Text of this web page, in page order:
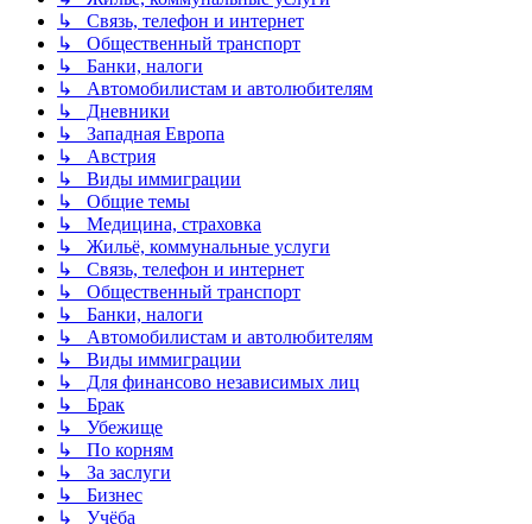
↳ Связь, телефон и интернет
↳ Общественный транспорт
↳ Банки, налоги
↳ Автомобилистам и автолюбителям
↳ Дневники
↳ Западная Европа
↳ Австрия
↳ Виды иммиграции
↳ Общие темы
↳ Медицина, страховка
↳ Жильё, коммунальные услуги
↳ Связь, телефон и интернет
↳ Общественный транспорт
↳ Банки, налоги
↳ Автомобилистам и автолюбителям
↳ Виды иммиграции
↳ Для финансово независимых лиц
↳ Брак
↳ Убежище
↳ По корням
↳ За заслуги
↳ Бизнес
↳ Учёба